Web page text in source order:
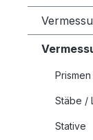
Prismen
Stäbe /
Stative